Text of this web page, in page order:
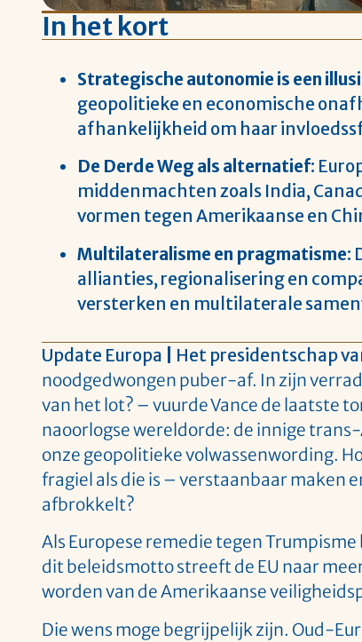
In het kort
Strategische autonomie is een
geopolitieke en economische
afhankelijkheid om haar
De Derde Weg als alternatief:
middenmachten zoals India,
vormen tegen Amerikaanse en
Multilateralisme en pragmatisme:
allianties, regionalisering en
versterken en multilaterale
Update Europa Het presidentschap
noodgedwongen puber-af. In zijn
van het lot? – vuurde Vance de laatste
naoorlogse wereldorde: de innige
onze geopolitieke volwassenwording.
fragiel als die is – verstaanbaar maken
afbrokkelt?
Als Europese remedie tegen
dit beleidsmotto streeft de EU naar
worden van de Amerikaanse
Die wens moge begrijpelijk zijn. Oud-